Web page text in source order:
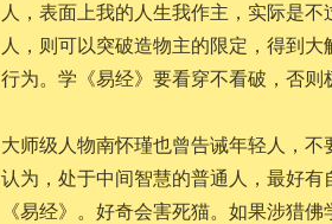
人，表面上我的人生我作主，实际是
人，则可以突破造物主的限定，得到
行为。学《易经》要看穿不看破，否则
大师级人物南怀瑾也曾告诫年轻人，
认为，处于中间智慧的普通人，最好
《易经》。好奇会害死猫。如果涉猎